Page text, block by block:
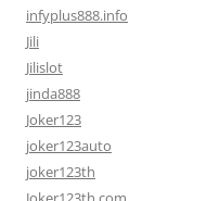
infyplus888.info
Jili
Jilislot
jinda888
Joker123
joker123auto
joker123th